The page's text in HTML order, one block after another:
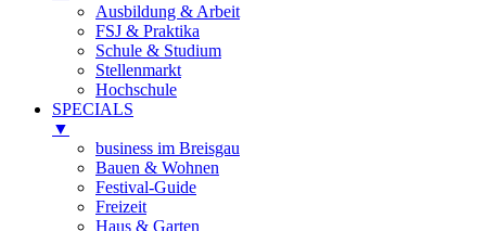
Ausbildung & Arbeit
FSJ & Praktika
Schule & Studium
Stellenmarkt
Hochschule
SPECIALS
▼
business im Breisgau
Bauen & Wohnen
Festival-Guide
Freizeit
Haus & Garten